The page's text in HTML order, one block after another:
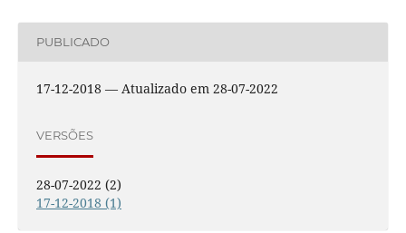
PUBLICADO
17-12-2018 — Atualizado em 28-07-2022
VERSÕES
28-07-2022 (2)
17-12-2018 (1)